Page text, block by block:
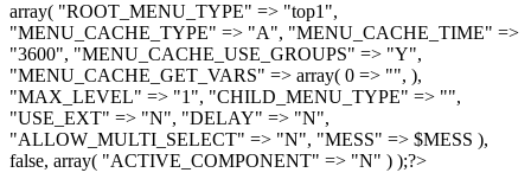
array( "ROOT_MENU_TYPE" => "top1",
"MENU_CACHE_TYPE" => "A", "MENU_CACHE_TIME" =>
"3600", "MENU_CACHE_USE_GROUPS" => "Y",
"MENU_CACHE_GET_VARS" => array( 0 => "", ),
"MAX_LEVEL" => "1", "CHILD_MENU_TYPE" => "",
"USE_EXT" => "N", "DELAY" => "N",
"ALLOW_MULTI_SELECT" => "N", "MESS" => $MESS ),
false, array( "ACTIVE_COMPONENT" => "N" ) );?>